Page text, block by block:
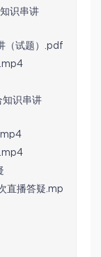
识串讲
（试题）.pdf
知识串讲
直播答疑.mp